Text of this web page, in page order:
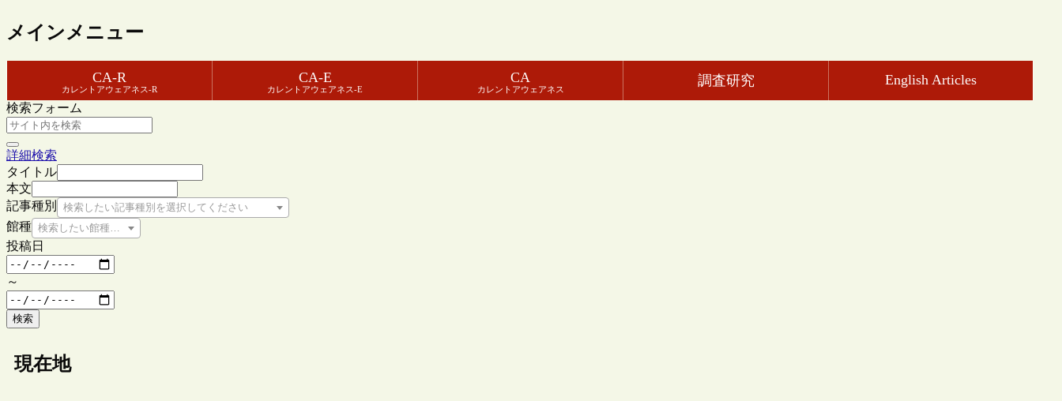
メインメニュー
CA-R
カレントアウェアネス-R
CA-E
カレントアウェアネス-E
CA
カレントアウェアネス
調査研究 English Articles
検索フォーム
詳細検索
タイトル
本文
記事種別
検索したい記事種別を選択してください
館種 検索したい館種を選択してください
投稿日
～
検索
現在地